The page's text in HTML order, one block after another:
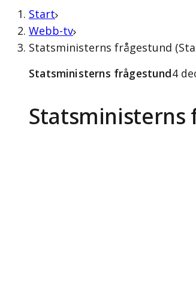
Start
Webb-tv
Statsministerns frågestund
Statsministerns
Statsministerns frågestund4